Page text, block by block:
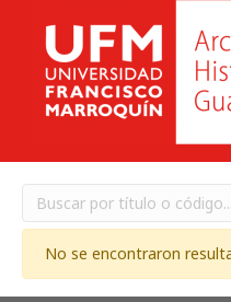
No se encontraron